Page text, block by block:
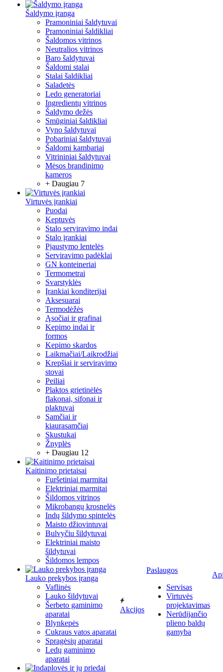
Šaldymo įranga
Pramoniniai šaldytuvai
Pramoniniai šaldikliai
Šaldomos vitrinos
Neutralios vitrinos
Baro šaldytuvai
Šaldomi stalai
Stalai šaldikliai
Saladetės
Ledo generatoriai
Ingredientų vitrinos
Šaldymo dežės
Smūginiai šaldikliai
Vyno šaldytuvai
Pobariniai šaldytuvai
Šaldomi kambariai
Vitrininiai šaldytuvai
Mėsos brandinimo
kameros
+ Daugiau 7
Virtuvės įrankiai
Puodai
Keptuvės
Stalo serviravimo indai
Stalo įrankiai
Pjaustymo lentelės
Serviravimo padėklai
GN konteineriai
Termometrai
Svarstyklės
Įrankiai konditerijai
Aksesuarai
Termodėžės
Ąsočiai ir grafinai
Kepimo indai ir
formos
Kepimo skardos
Laikmačiai/Laikrodžiai
Krepšiai ir serviravimo
stovai
Peiliai
Plaktos grietinėlės
flakonai, sifonai ir
plaktuvai
Samčiai ir
kiaurasamčiai
Skustukai
Žnyplės
+ Daugiau 12
Kaitinimo prietaisai
Furšetiniai marmitai
Elektriniai marmitai
Šildomos vitrinos
Mikrobangų krosnelės
Indų šildymo spintelės
Maisto džiovintuvai
Bulvyčiu šildytuvai
Elektriniai maisto
šildytuvai
Šildomos lempos
Lauko prekybos įranga
Vaflinės
Lauko šildytuvai
Šerbeto gaminimo
aparatai
Blynkepės
Cukraus vatos aparatai
Spragėsių aparatai
Ledų gaminimo
aparatai
Akcijos
Paslaugos
Servisas
Virtuvės
projektavimas
Nerūdijančio
plieno baldų
gamyba